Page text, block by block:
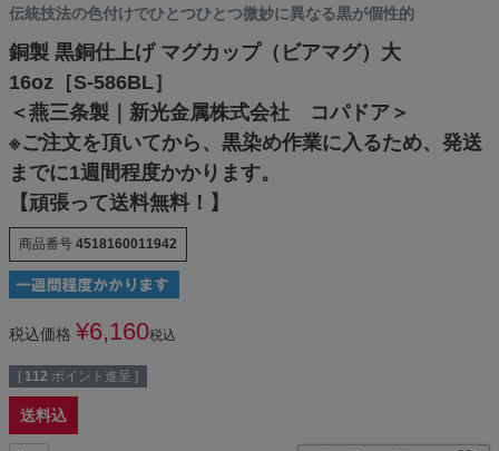
伝統技法の色付けでひとつひとつ微妙に異なる黒が個性的
銅製 黒銅仕上げ マグカップ（ビアマグ）大
16oz［S-586BL］
＜燕三条製｜新光金属株式会社 コパドア＞
※ご注文を頂いてから、黒染め作業に入るため、発送
までに1週間程度かかります。
【頑張って送料無料！】
商品番号 4518160011942
税込価格 ¥6,160税込
[ 112 ポイント進呈 ]
送料込